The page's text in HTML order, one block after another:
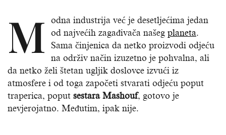
M
odna industrija već je desetljećima jedan
od najvećih zagađivača našeg planeta.
Sama činjenica da netko proizvodi odjeću
na održiv način izuzetno je pohvalna, ali
da netko želi štetan ugljik doslovce izvući iz
atmosfere i od toga započeti stvarati odjeću poput
traperica, poput sestara Mashouf, gotovo je
nevjerojatno. Međutim, ipak nije.